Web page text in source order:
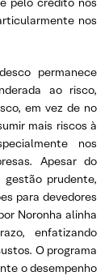
nos
permanece
ao risco,
em vez de no
mais riscos à
nos
Apesar do
prudente,
para devedores
Noronha alinha
enfatizando
O programa
o desempenho